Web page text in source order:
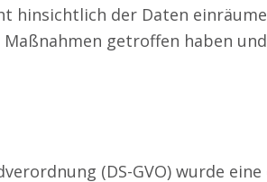
der Daten
getroffen haben
(DS-GVO) wurde